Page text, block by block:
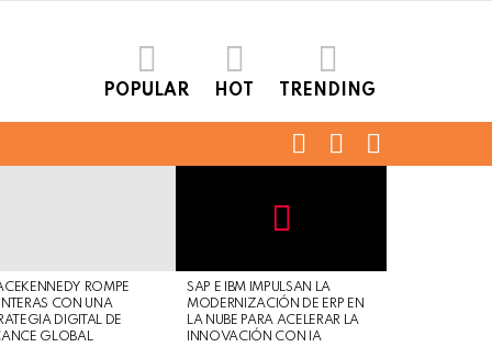
POPULAR HOT TRENDING
FOLLOWSEARCH
ROMPE
CON UNA
DIGITAL DE
GLOBAL
Safe
For
Work
view
this
post
SAP E IBM IMPULSAN LA
MODERNIZACIÓN DE ERP EN
LA NUBE PARA ACELERAR LA
INNOVACIÓN CON IA